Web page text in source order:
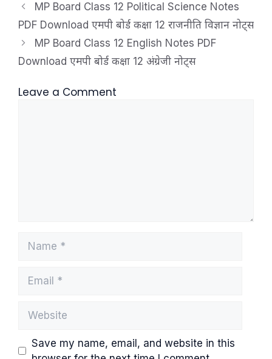
MP Board Class 12 Political Science Notes
PDF Download एमपी बोर्ड कक्षा 12 राजनीति विज्ञान नोट्स
MP Board Class 12 English Notes PDF
Download एमपी बोर्ड कक्षा 12 अंग्रेजी नोट्स
Leave a Comment
Save my name, email, and website in this